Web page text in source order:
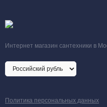
Интернет магазин сантехники в
Политика персональных данных